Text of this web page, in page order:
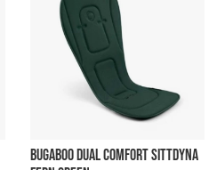
BUGABOO DUAL COMFORT SITTDYNA